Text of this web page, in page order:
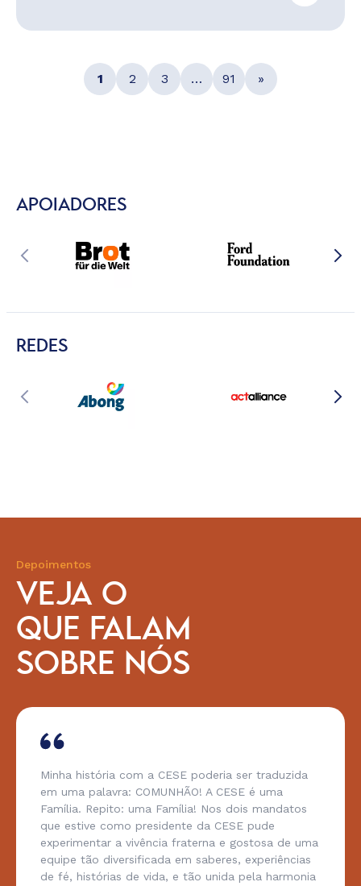
1 2 3 … 91 »
APOIADORES
REDES
Depoimentos
VEJA O
QUE FALAM
SOBRE NÓS
Minha história com a CESE poderia ser traduzida
em uma palavra: COMUNHÃO! A CESE é uma
Família. Repito: uma Família! Nos dois mandatos
que estive como presidente da CESE pude
experimentar a vivência fraterna e gostosa de uma
equipe tão diversificada em saberes, experiências
de fé, histórias de vida, e tão unida pela harmonia